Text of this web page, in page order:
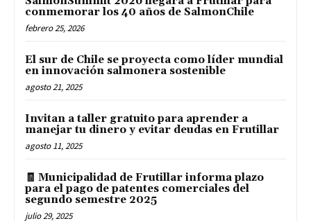
conmemorar los 40 años de SalmonChile
febrero 25, 2026
El sur de Chile se proyecta como líder mundial
en innovación salmonera sostenible
agosto 21, 2025
Invitan a taller gratuito para aprender a
manejar tu dinero y evitar deudas en Frutillar
agosto 11, 2025
🧾 Municipalidad de Frutillar informa plazo
para el pago de patentes comerciales del
segundo semestre 2025
julio 29, 2025